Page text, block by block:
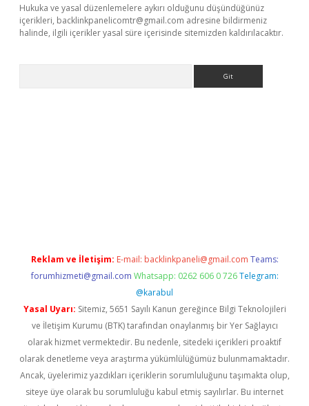
Hukuka ve yasal düzenlemelere aykırı olduğunu düşündüğünüz
içerikleri, backlinkpanelicomtr@gmail.com adresine bildirmeniz
halinde, ilgili içerikler yasal süre içerisinde sitemizden kaldırılacaktır.
Reklam ve İletişim: E-mail: backlinkpaneli@gmail.com Teams:
forumhizmeti@gmail.com Whatsapp: 0262 606 0 726 Telegram:
@karabul
Yasal Uyarı: Sitemiz, 5651 Sayılı Kanun gereğince Bilgi Teknolojileri
ve İletişim Kurumu (BTK) tarafından onaylanmış bir Yer Sağlayıcı
olarak hizmet vermektedir. Bu nedenle, sitedeki içerikleri proaktif
olarak denetleme veya araştırma yükümlülüğümüz bulunmamaktadır.
Ancak, üyelerimiz yazdıkları içeriklerin sorumluluğunu taşımakta olup,
siteye üye olarak bu sorumluluğu kabul etmiş sayılırlar. Bu internet